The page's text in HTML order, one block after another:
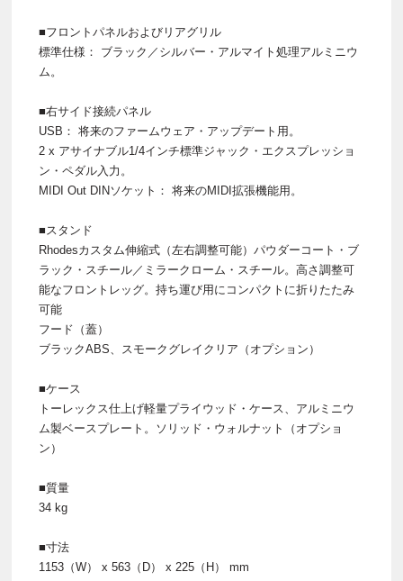
■フロントパネルおよびリアグリル
標準仕様： ブラック／シルバー・アルマイト処理アルミニウ
ム。
■右サイド接続パネル
USB： 将来のファームウェア・アップデート用。
2 x アサイナブル1/4インチ標準ジャック・エクスプレッショ
ン・ペダル入力。
MIDI Out DINソケット： 将来のMIDI拡張機能用。
■スタンド
Rhodesカスタム伸縮式（左右調整可能）パウダーコート・ブ
ラック・スチール／ミラークローム・スチール。高さ調整可
能なフロントレッグ。持ち運び用にコンパクトに折りたたみ
可能
フード（蓋）
ブラックABS、スモークグレイクリア（オプション）
■ケース
トーレックス仕上げ軽量プライウッド・ケース、アルミニウ
ム製ベースプレート。ソリッド・ウォルナット（オプショ
ン）
■質量
34 kg
■寸法
1153（W） x 563（D） x 225（H） mm